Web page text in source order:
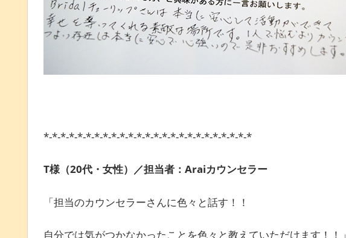
*-*-*-*-*-*-*-*-*-*-*-*-*-*-*-*-*-*-*-*-*-*-*-*-*
T様（20代・女性）／担当者：Araiカウンセラー
「担当のカウンセラーさんに色々と話す！！
自分では気がつかなかったことを色々と教えていただけます！！」